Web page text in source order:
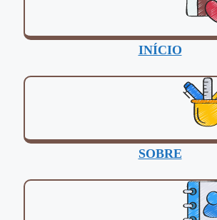
INÍCIO
SOBRE